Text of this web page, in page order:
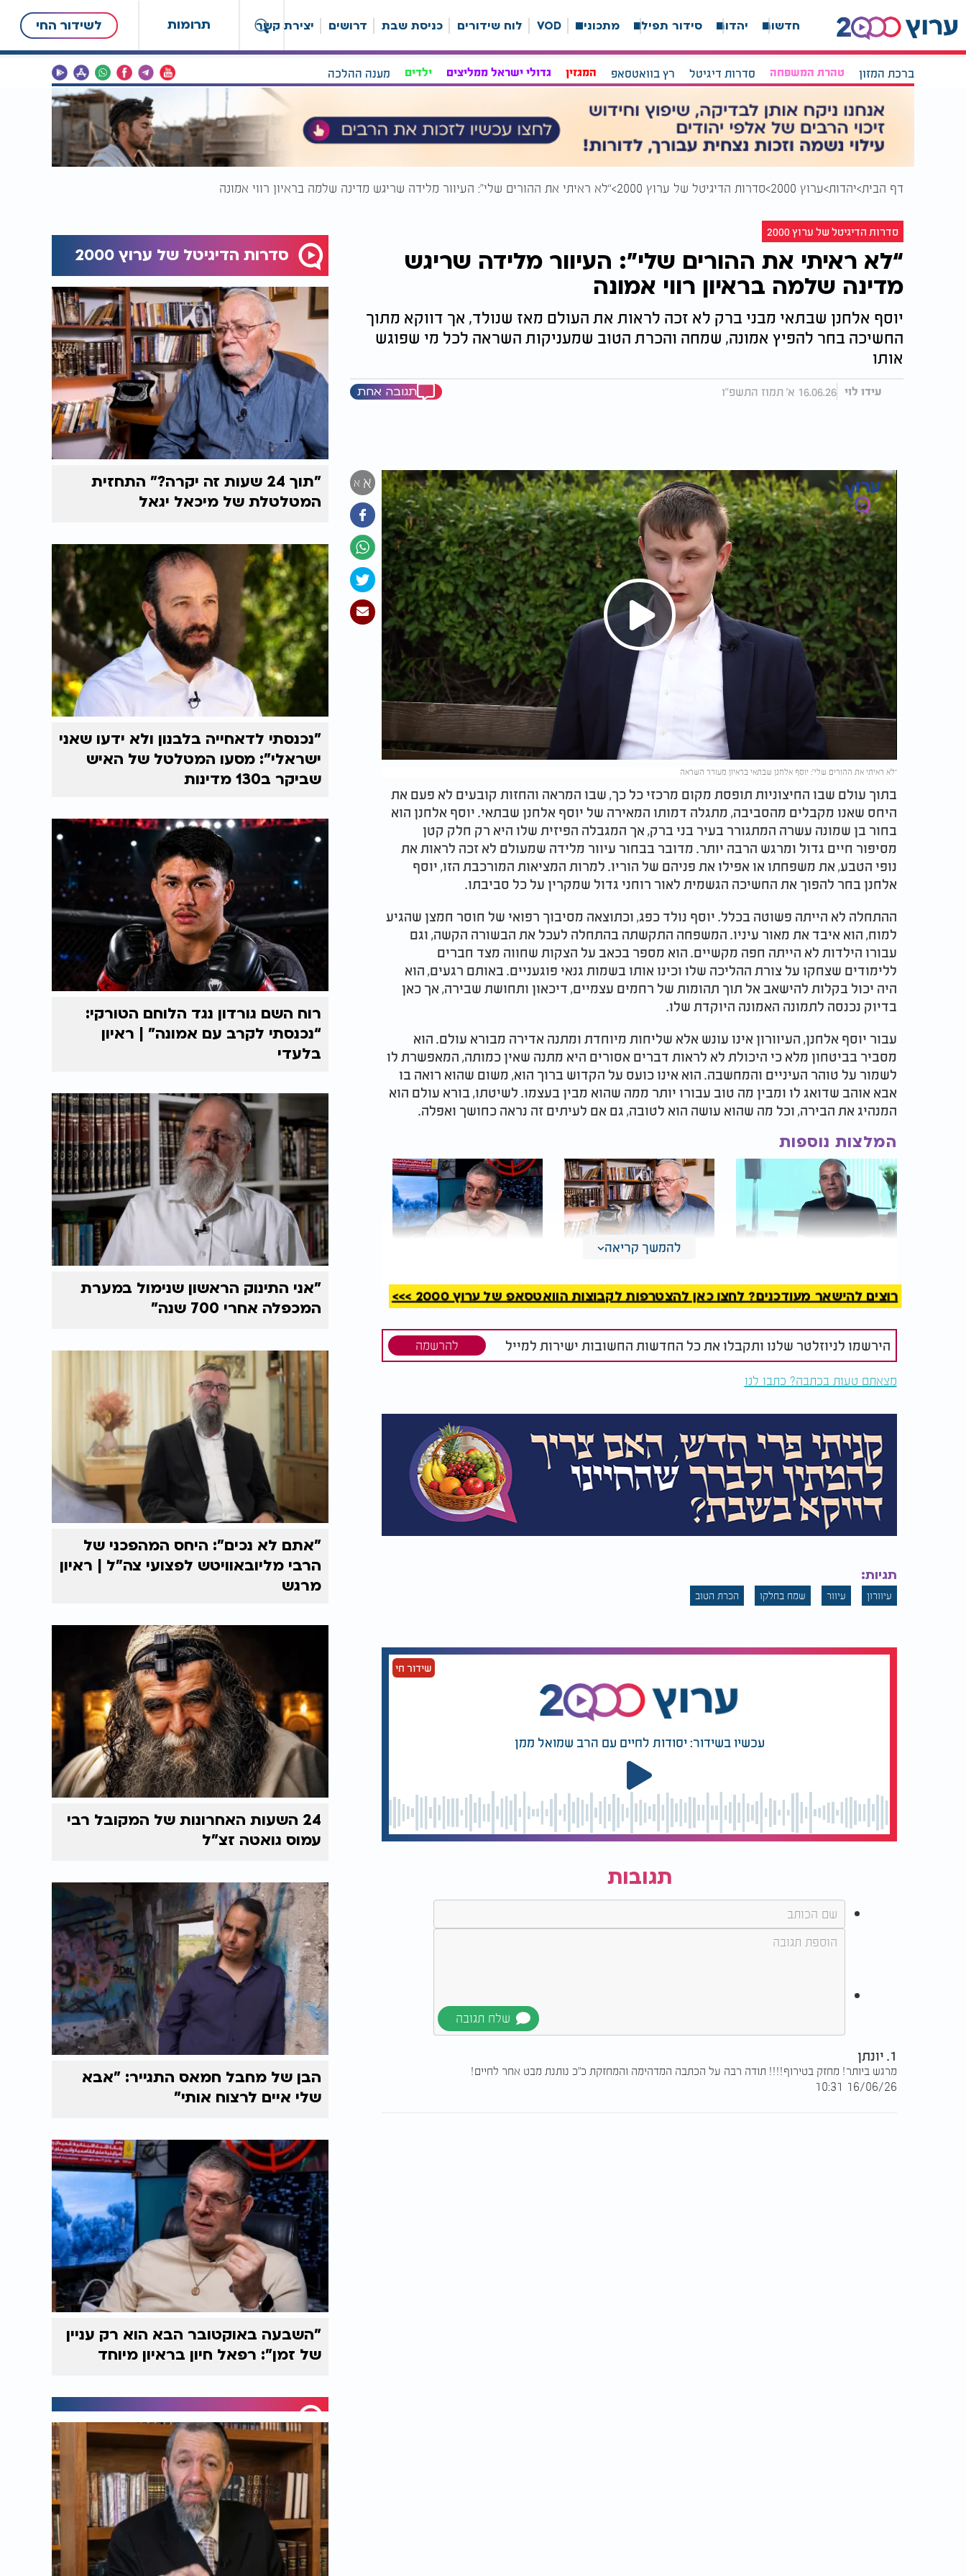
תרומות לשידור החי חדשות יהדות סידור תפילה מתכונים VOD לוח שידורים כניסת שבת דרושים יצירת קשר
ברכת המזון טהרת המשפחה סדרות דיגיטל רץ בוואטסאפ המגזין גדולי ישראל ממליצים ילדים מענה ההלכה
דף הבית יהדות ערוץ 2000 סדרות הדיגיטל של ערוץ 2000 “לא ראיתי את ההורים שלי”: העיוור מלידה שריגש מדינה שלמה בראיון רווי אמונה
סדרות הדיגיטל של ערוץ 2000
“לא ראיתי את ההורים שלי”: העיוור מלידה שריגש
מדינה שלמה בראיון רווי אמונה
יוסף אלחנן שבתאי מבני ברק לא זכה לראות את העולם מאז שנולד, אך דווקא מתוך
החשיכה בחר להפיץ אמונה, שמחה והכרת הטוב שמעניקות השראה לכל מי שפוגש
אותו
עידו לוי 16.06.26 א' תמוז התשפ"ו תגובה אחת
א א
Play
Video
“לא ראיתי את ההורים שלי”: יוסף אלחנן שבתאי בראיון מעורר השראה
בתוך עולם שבו החיצוניות תופסת מקום מרכזי כל כך, שבו המראה והחזות קובעים לא פעם את
היחס שאנו מקבלים מהסביבה, מתגלה דמותו המאירה של יוסף אלחנן שבתאי. יוסף אלחנן הוא
בחור בן שמונה עשרה המתגורר בעיר בני ברק, אך המגבלה הפיזית שלו היא רק חלק קטן
מסיפור חיים גדול ומרגש הרבה יותר. מדובר בבחור עיוור מלידה שמעולם לא זכה לראות את
נופי הטבע, את משפחתו או אפילו את פניהם של הוריו. למרות המציאות המורכבת הזו, יוסף
אלחנן בחר להפוך את החשיכה הגשמית לאור רוחני גדול שמקרין על כל סביבתו.
ההתחלה לא הייתה פשוטה בכלל. יוסף נולד כפג, וכתוצאה מסיבוך רפואי של חוסר חמצן שהגיע
למוח, הוא איבד את מאור עיניו. המשפחה התקשתה בהתחלה לעכל את הבשורה הקשה, וגם
עבורו הילדות לא הייתה חפה מקשיים. הוא מספר בכאב על הצקות שחווה מצד חברים
ללימודים שצחקו על צורת ההליכה שלו וכינו אותו בשמות גנאי פוגעניים. באותם רגעים, הוא
היה יכול בקלות להישאב אל תוך תהומות של רחמים עצמיים, דיכאון ותחושת שבירה, אך כאן
בדיוק נכנסה לתמונה האמונה היוקדת שלו.
עבור יוסף אלחנן, העיוורון אינו עונש אלא שליחות מיוחדת ומתנה אדירה מבורא עולם. הוא
מסביר בביטחון מלא כי היכולת לא לראות דברים אסורים היא מתנה שאין כמותה, המאפשרת לו
לשמור על טוהר העיניים והמחשבה. הוא אינו כועס על הקדוש ברוך הוא, משום שהוא רואה בו
אבא אוהב שדואג לו ומבין מה טוב עבורו יותר ממה שהוא מבין בעצמו. לשיטתו, בורא עולם הוא
המנהיג את הבירה, וכל מה שהוא עושה הוא לטובה, גם אם לעיתים זה נראה כחושך ואפלה.
המלצות נוספות
שמעון אילן איבד 8 בני
משפחה בפיגוע רצחני |
ראיון מטלטל
התחזית המטלטלת של
מיכאל יגאל
הוא רק עניין של זמן":
רפאל חיון בראיון מיוחד
העיוורון כפה על יוסף לפתח חושים וערכים אחרים לגמרי. הוא אינו יודע מהו צבע או מה
המשמעות של חולצה לבנה, אך הוא יודע היטב מהו אופי של אדם. מכיוון שהוא אינו יכול
להתרשם מהחיצוניות, הוא צולל ישר אל תוך הנשמה והאישיות של מי שעומד מולו. הוא מאמץ
את דברי המשנה בפרקי אבות "איזהו עשיר השמח בחלקו", ומפרש את המילה עשיר כראשי
תיבות של עיניים, שיניים, ידיים ורגליים. למרות שחסרות לו העיניים הגשמיות, הוא מרגיש עשיר
בזכות העיניים הרוחניות שקיבל, המאפשרות לו לפרגן לזולת ולהיות אופטימי תמיד.
סדר היום של יוסף עמוס ומלא בעשייה. הוא לומד בישיבה תיכונית בקרית הרצוג ומשקיע את
מרצו בלימודים ובמבחני הבגרות. הוא שואף לעצמאות מרבית, אך אינו מתבייש לבקש עזרה
מאנשים ברחוב כשצריך לחצות כביש, למרות שלעיתים הוא נתקל בהתעלמות כואבת. חלומו
הגדול הוא להשתלב בעולם הרדיו, מקום בו קולו ואישיותו יוכלו לבוא לידי ביטוי ללא קשר
שאותה ישא תבחר בזכות מידותיה ואופייה ולא בזכות מראה החיצוני.
המסר המרכזי שיוסף אלחנן שואף להפיץ בעולם הוא השמחה והכרת הטוב. הוא קורא לכולנו
להעריך את מה שיש לנו ולא להתמקד בחסר. הידיעה שיש לו שליחות בעולם להפיץ אמונה
ותקווה היא זו שנותנת לו את הכוח לקום בכל בוקר עם חיוך. הסיפור שלו מלמד אותנו שגם
נעשית עם העיניים, אלא עם הלב והנשמה.
להמשך קריאה
רוצים להישאר מעודכנים? לחצו כאן להצטרפות לקבוצות הוואטסאפ של ערוץ 2000 >>>
הירשמו לניוזלטר שלנו ותקבלו את כל החדשות החשובות ישירות למייל להרשמה
מצאתם טעות בכתבה? כתבו לנו
תגיות:
עיוורון עיוור שמח בחלקו הכרת הטוב
שידור חי
עכשיו בשידור: יסודות לחיים עם הרב שמואל ממן
תגובות
1. יונתן
מרגש ביותר! מחזק בטירוף!!!! תודה רבה על הכתבה המדהימה והמחזקת כ"כ נותנת מבט אחר לחיים!
16/06/26 10:31
סדרות הדיגיטל של ערוץ 2000
"תוך 24 שעות זה יקרה?" התחזית
המטלטלת של מיכאל יגאל
"נכנסתי לדאחייה בלבנון ולא ידעו שאני
ישראלי": מסעו המטלטל של האיש
שביקר ב130 מדינות
רוח השם גורדון נגד הלוחם הטורקי:
“נכנסתי לקרב עם אמונה” | ראיון
בלעדי
"אני התינוק הראשון שנימול במערת
המכפלה אחרי 700 שנה"
"אתם לא נכים": היחס המהפכני של
הרבי מליובאוויטש לפצועי צה"ל | ראיון
מרגש
24 השעות האחרונות של המקובל רבי
עמוס גואטה זצ"ל
הבן של מחבל חמאס התגייר: "אבא
שלי איים לרצוח אותי"
"השבעה באוקטובר הבא הוא רק עניין
של זמן": רפאל חיון בראיון מיוחד